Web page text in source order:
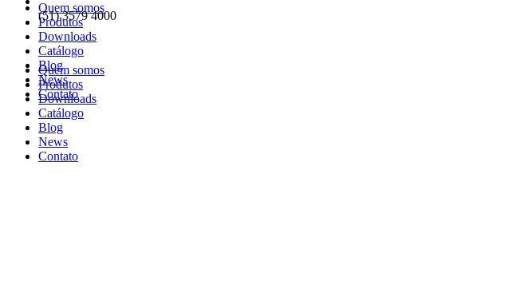
(51) 3579 4000
Quem somos
Produtos
Downloads
Catálogo
Blog
News
Contato
Quem somos
Produtos
Downloads
Catálogo
Blog
News
Contato